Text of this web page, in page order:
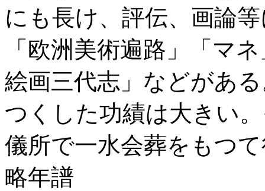
にも長け、評伝、画論
「欧洲美術遍路」「マ
絵画三代志」などがあ
つくした功績は大きい
儀所で一水会葬をもつ
略年譜